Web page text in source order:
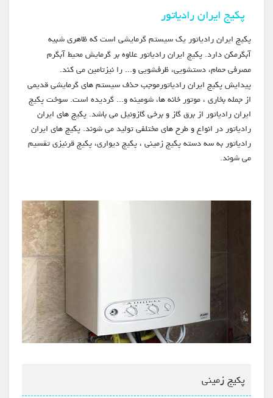
پکیج ایران رادیاتور
پکیج ایران رادیاتور یک سیستم گرمایشی است که ظاهری شبیه
آبگرمکن دارد. پکیج ایران رادیاتور علاوه بر گرمایش محیط آبگرم
مصرفی حمام، دستشویی، ظرفشویی و... را نیزتامین می کند.
پیدایش پکیج ایران رادیاتورموجب حذف سیستم های گرمایشی قدیمی
از جمله بخاری ، موتور خانه ها، شومینه و... گردیده است. سوخت پکیج
ایران رادیاتور از برق گاز و برخی گازوئیل می باشد. پکیج های ایران
رادیاتور در انواع و طرح های مختلفی تولید می شوند. پکیج های ایران
رادیاتور به سه دسته پکیج زمینی ، پکیج دیواری، پکیج قرنیزی تقسیم
می شوند.
پکیج زمینی